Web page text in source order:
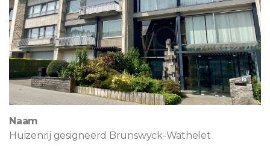
Naam
Huizenrij gesigneerd Brunswyck-Wathelet